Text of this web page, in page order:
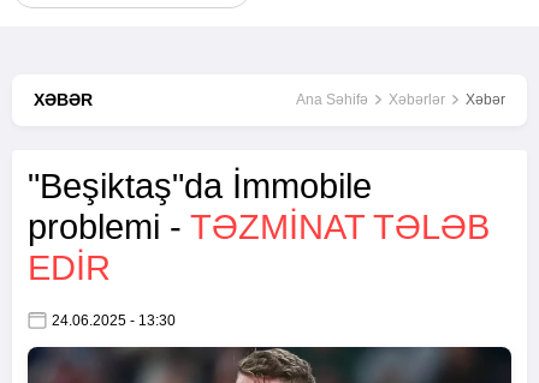
XƏBƏR Ana Səhifə Xəbərlər Xəbər
"Beşiktaş"da İmmobile
problemi - TƏZMINAT TƏLƏB
EDIR
24.06.2025 - 13:30